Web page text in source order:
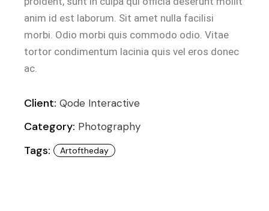
anim id est laborum. Sit amet nulla facilisi
morbi. Odio morbi quis commodo odio. Vitae
tortor condimentum lacinia quis vel eros donec
ac.
Client: Qode Interactive
Category: Photography
Tags: Artoftheday